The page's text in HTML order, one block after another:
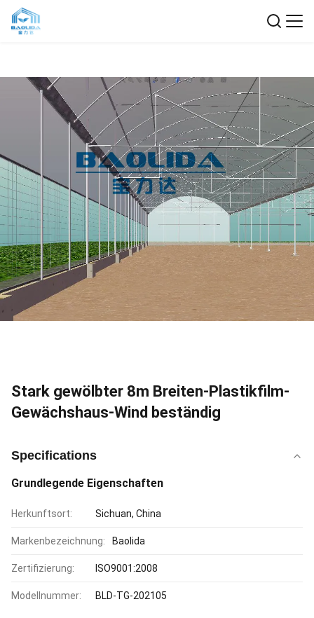
Stark gewölbter 8m Breiten-Plastikfilm-
Gewächshaus-Wind beständig
Specifications
Grundlegende Eigenschaften
Herkunftsort: Sichuan, China
Markenbezeichnung: Baolida
Zertifizierung: ISO9001:2008
Modellnummer: BLD-TG-202105